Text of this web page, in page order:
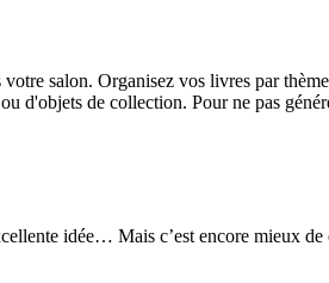
salon. Organisez vos livres par
d'objets de collection. Pour ne pas
idée… Mais c’est encore mieux